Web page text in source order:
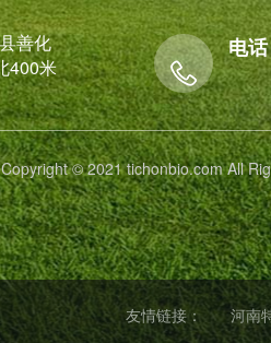
善化
400米
电
Copyright © 2021 tichonbio.com All
友情链接： 河南